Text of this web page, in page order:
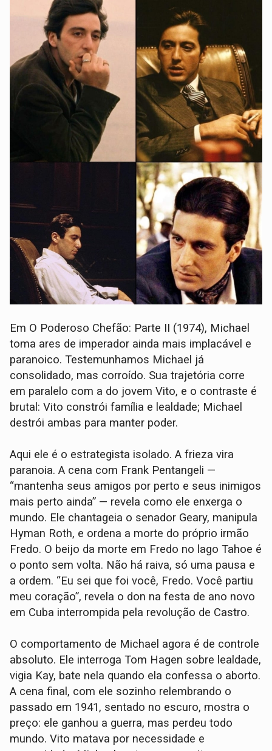
Em O Poderoso Chefão: Parte II (1974), Michael
toma ares de imperador ainda mais implacável e
paranoico. Testemunhamos Michael já
consolidado, mas corroído. Sua trajetória corre
em paralelo com a do jovem Vito, e o contraste é
brutal: Vito constrói família e lealdade; Michael
destrói ambas para manter poder.
Aqui ele é o estrategista isolado. A frieza vira
paranoia. A cena com Frank Pentangeli —
“mantenha seus amigos por perto e seus inimigos
mais perto ainda” — revela como ele enxerga o
mundo. Ele chantageia o senador Geary, manipula
Hyman Roth, e ordena a morte do próprio irmão
Fredo. O beijo da morte em Fredo no lago Tahoe é
o ponto sem volta. Não há raiva, só uma pausa e
a ordem. “Eu sei que foi você, Fredo. Você partiu
meu coração”, revela o don na festa de ano novo
em Cuba interrompida pela revolução de Castro.
O comportamento de Michael agora é de controle
absoluto. Ele interroga Tom Hagen sobre lealdade,
vigia Kay, bate nela quando ela confessa o aborto.
A cena final, com ele sozinho relembrando o
passado em 1941, sentado no escuro, mostra o
preço: ele ganhou a guerra, mas perdeu todo
mundo. Vito matava por necessidade e